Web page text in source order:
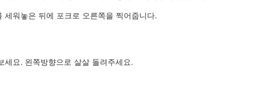
세워놓은 뒤에 포크로 오른쪽을 찍어줍니다.
세요. 왼쪽방향으로 살살 돌려주세요.